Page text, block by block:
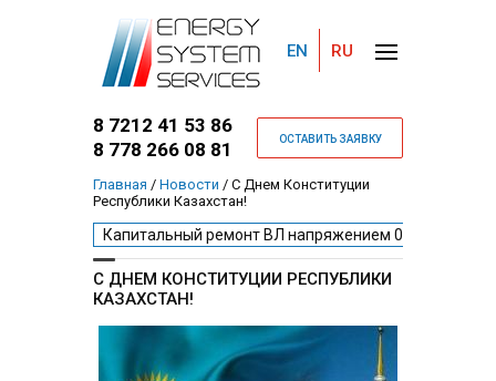
8 7212 41 53 86
8 778 266 08 81
ОСТАВИТЬ ЗАЯВКУ
EN RU
Вы здесь
Главная / Новости / С Днем Конституции
Республики Казахстан!
Капитальный ремонт ВЛ напряжением 0,4 - 220 кВ
С ДНЕМ КОНСТИТУЦИИ РЕСПУБЛИКИ
КАЗАХСТАН!